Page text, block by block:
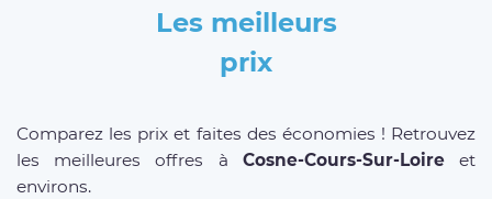
Les meilleurs
prix
Comparez les prix et faites des économies ! Retrouvez
les meilleures offres à Cosne-Cours-Sur-Loireet
environs.